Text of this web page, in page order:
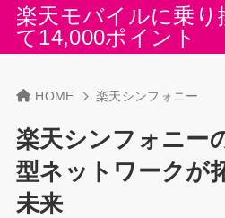
楽天モバイルに乗り
て14,000ポイント
HOME 楽天シンフォニー
楽天シンフォニー
型ネットワークが
未来